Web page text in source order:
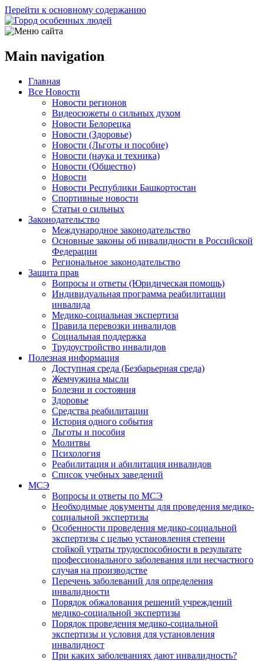
Перейти к основному содержанию
Main navigation
Главная
Все Новости
Новости регионов
Видеосюжеты о сильных духом
Новости Белорецка
Новости (Здоровье)
Новости (Льготы и пособие)
Новости (наука и техника)
Новости (Общество)
Новости
Новости Республики Башкортостан
Спортивные новости
Статьи о сильных
Законодательство
Международное законодательство
Основные законы об инвалидности в Российской
Федерации
Региональное законодательство
Защита прав
Вопросы и ответы (Юридическая помощь)
Индивидуальная программа реабилитации
инвалида
Медико-социальная экспертиза
Правила перевозки инвалидов
Социальная поддержка
Трудоустройство инвалидов
Полезная информация
Доступная среда (Безбарьерная среда)
Жемчужина мысли
Болезни и состояния
Здоровье
Средства реабилитации
История одного события
Льготы и пособия
Молитвы
Психология
Реабилитация и абилитация инвалидов
Список учебных заведений
МСЭ
Вопросы и ответы по МСЭ
Необходимые документы для проведения медико-
социальной экспертизы
Особенности проведения медико-социальной
экспертизы с целью установления степени
стойкой утраты трудоспособности в результате
профессионального заболевания или несчастного
случая на производстве
Перечень заболеваний для определения
инвалидности
Порядок обжалования решений учреждений
медико-социальной экспертизы
Порядок проведения медико-социальной
экспертизы и условия для установления
инвалидност
При каких заболеваниях дают инвалидность?